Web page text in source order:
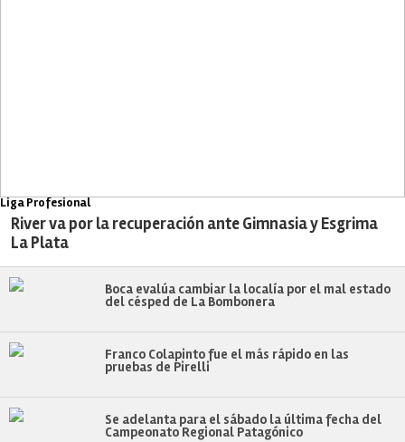
Liga Profesional
River va por la recuperación ante Gimnasia y Esgrima
La Plata
Boca evalúa cambiar la localía por el mal estado
del césped de La Bombonera
Franco Colapinto fue el más rápido en las
pruebas de Pirelli
Se adelanta para el sábado la última fecha del
Campeonato Regional Patagónico